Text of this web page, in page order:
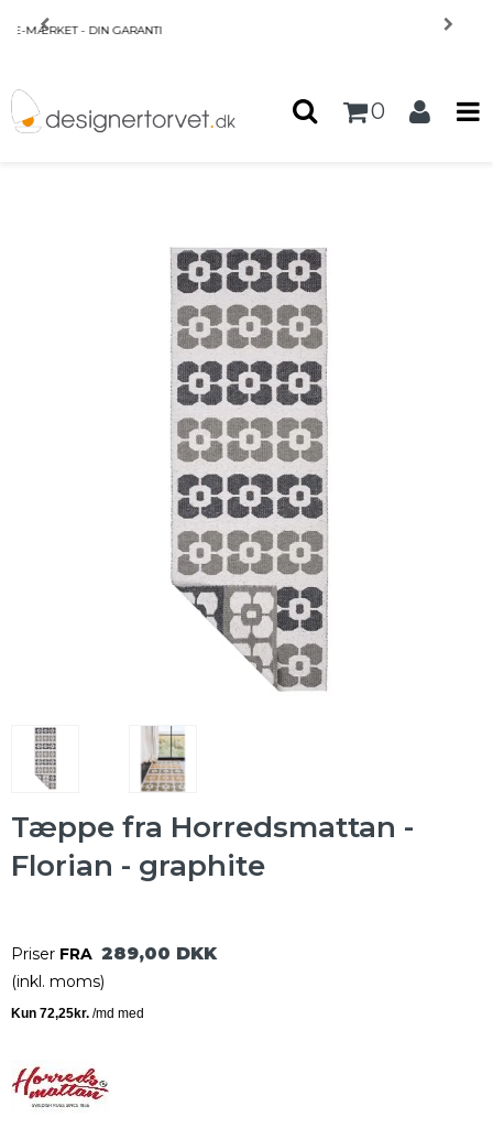
0
Forside / Produkter / INTERIØR
Tæppe fra Horredsmattan -
Florian - graphite
Priser FRA 289,00 DKK
(inkl. moms)